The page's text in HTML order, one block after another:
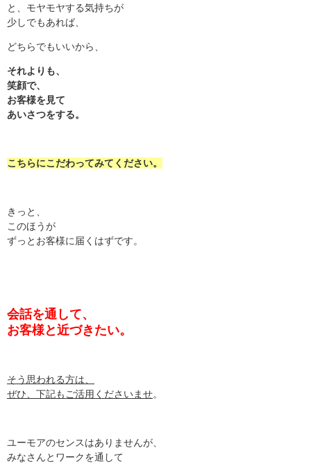
と、モヤモヤする気持ちが
少しでもあれば、
どちらでもいいから、
それよりも、
笑顔で、
お客様を見て
あいさつをする。
こちらにこだわってみてください。
きっと、
このほうが
ずっとお客様に届くはずです。
会話を通して、
お客様と近づきたい。
そう思われる方は、
ぜひ、下記もご活用くださいませ。
ユーモアのセンスはありませんが、
みなさんとワークを通して